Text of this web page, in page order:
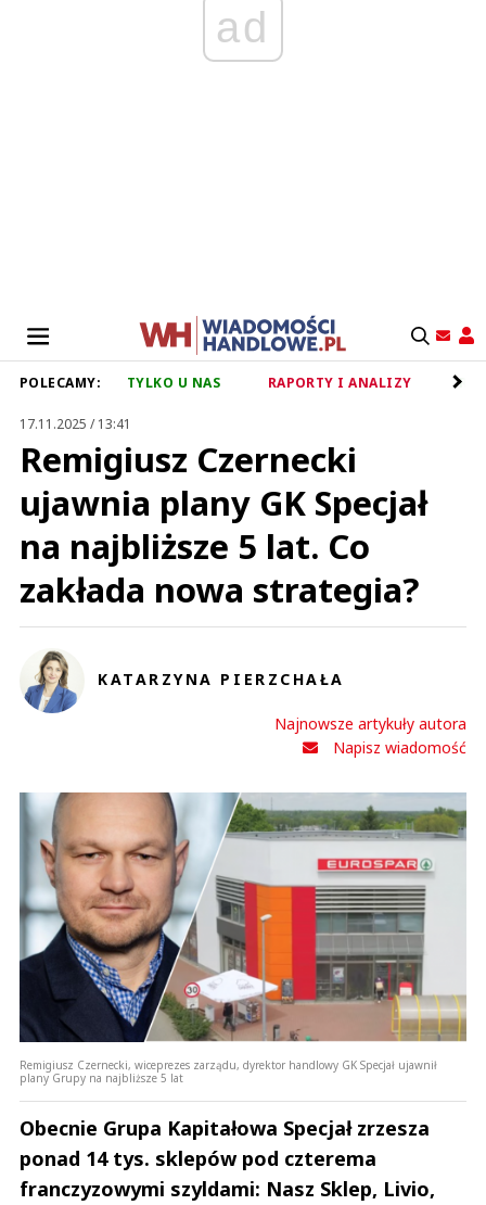
ad
POLECAMY: TYLKO U NAS RAPORTY I ANALIZY
17.11.2025 / 13:41
Remigiusz Czernecki
ujawnia plany GK Specjał
na najbliższe 5 lat. Co
zakłada nowa strategia?
KATARZYNA PIERZCHAŁA
Najnowsze artykuły autora
Napisz wiadomość
Remigiusz Czernecki, wiceprezes zarządu, dyrektor handlowy GK Specjał ujawnił
plany Grupy na najbliższe 5 lat
Obecnie Grupa Kapitałowa Specjał zrzesza
ponad 14 tys. sklepów pod czterema
franczyzowymi szyldami: Nasz Sklep, Livio,